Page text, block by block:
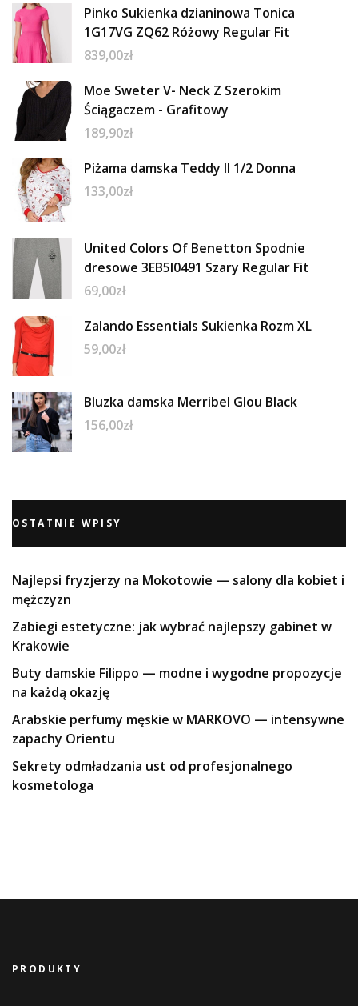
Pinko Sukienka dzianinowa Tonica
1G17VG ZQ62 Różowy Regular Fit
839,00zł
Moe Sweter V- Neck Z Szerokim
Ściągaczem - Grafitowy
189,90zł
Piżama damska Teddy II 1/2 Donna
133,00zł
United Colors Of Benetton Spodnie
dresowe 3EB5I0491 Szary Regular Fit
69,00zł
Zalando Essentials Sukienka Rozm XL
59,00zł
Bluzka damska Merribel Glou Black
156,00zł
OSTATNIE WPISY
Najlepsi fryzjerzy na Mokotowie — salony dla kobiet i
mężczyzn
Zabiegi estetyczne: jak wybrać najlepszy gabinet w
Krakowie
Buty damskie Filippo — modne i wygodne propozycje
na każdą okazję
Arabskie perfumy męskie w MARKOVO — intensywne
zapachy Orientu
Sekrety odmładzania ust od profesjonalnego
kosmetologa
PRODUKTY